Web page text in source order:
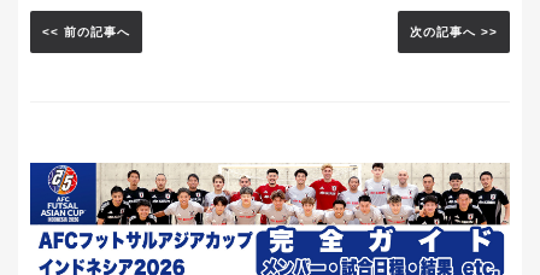
<< 前の記事へ 次の記事へ >>